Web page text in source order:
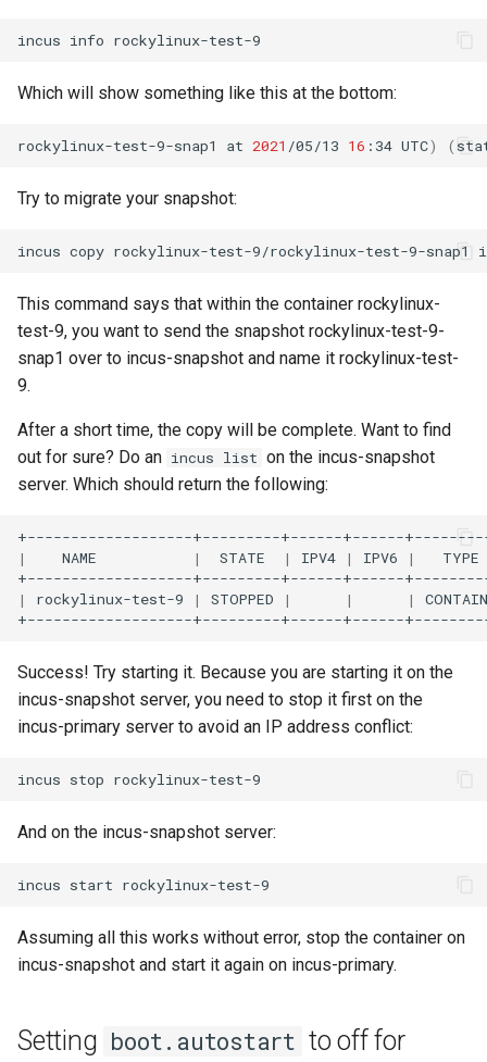
incus info
Which will show something like this at the bottom:
rockylinux-test-9-snap1 at 2021 /05/13 16 :34 UTC) (
Try to migrate your snapshot:
incus copy rockylinux-test-9/rockylinux-test-9-snap1
This command says that within the container rockylinux-
test-9, you want to send the snapshot rockylinux-test-9-
snap1 over to incus-snapshot and name it rockylinux-test-
9.
After a short time, the copy will be complete. Want to find
out for sure? Do an incus list on the incus-snapshot
server. Which should return the following:
| NAME | STATE | IPV4 | IPV6 | TYPE
| rockylinux-test-9 | STOPPED | | |
Success! Try starting it. Because you are starting it on the
incus-snapshot server, you need to stop it first on the
incus-primary server to avoid an IP address conflict:
incus stop
And on the incus-snapshot server:
incus start
Assuming all this works without error, stop the container on
incus-snapshot and start it again on incus-primary.
Setting boot.autostart to off for